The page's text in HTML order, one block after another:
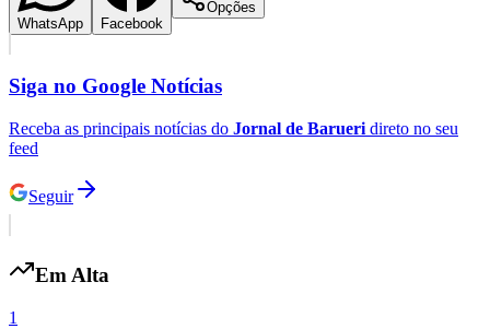
Botafogo
WhatsApp Facebook
Opções
Siga no Google Notícias
Receba as principais notícias do Jornal de Barueri direto no seu
feed
Seguir
Em Alta
1